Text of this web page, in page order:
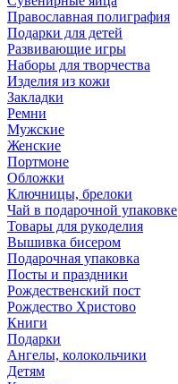
Православная полиграфия
Подарки для детей
Развивающие игры
Наборы для творчества
Изделия из кожи
Закладки
Ремни
Мужские
Женские
Портмоне
Обложки
Ключницы, брелоки
Чай в подарочной упаковке
Товары для рукоделия
Вышивка бисером
Подарочная упаковка
Посты и праздники
Рождественский пост
Рождество Христово
Книги
Подарки
Ангелы, колокольчики
Детям